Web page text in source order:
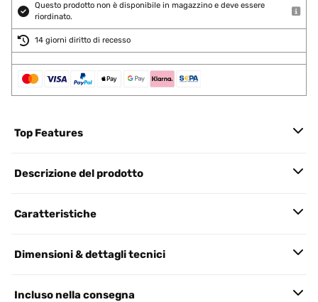
Questo prodotto non è disponibile in magazzino e deve essere
riordinato.
14 giorni diritto di recesso
Top Features
Descrizione del prodotto
Caratteristiche
Dimensioni & dettagli tecnici
Incluso nella consegna